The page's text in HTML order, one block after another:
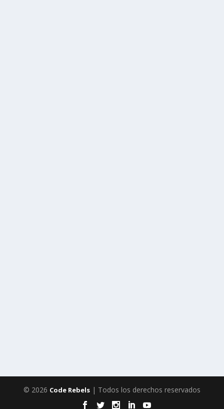
© 2026 Code Rebels | Todos los derechos reservados